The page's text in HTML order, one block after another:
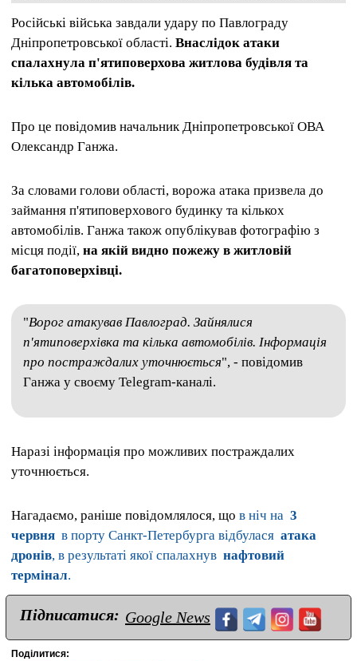
Російські війська завдали удару по Павлограду
Дніпропетровської області. Внаслідок атаки
спалахнула п'ятиповерхова житлова будівля та
кілька автомобілів.
Про це повідомив начальник Дніпропетровської ОВА
Олександр Ганжа.
За словами голови області, ворожа атака призвела до
займання п'ятиповерхового будинку та кількох
автомобілів. Ганжа також опублікував фотографію з
місця події, на якій видно пожежу в житловій
багатоповерхівці.
"Ворог атакував Павлоград. Зайнялися
п'ятиповерхівка та кілька автомобілів. Інформація
про постраждалих уточнюється", - повідомив
Ганжа у своєму Telegram-каналі.
Наразі інформація про можливих постраждалих
уточнюється.
Нагадаємо, раніше повідомлялося, що в ніч на 3
червня в порту Санкт-Петербурга відбулася атака
дронів, в результаті якої спалахнув нафтовий
термінал.
Підписатися: Google News
Поділитися: